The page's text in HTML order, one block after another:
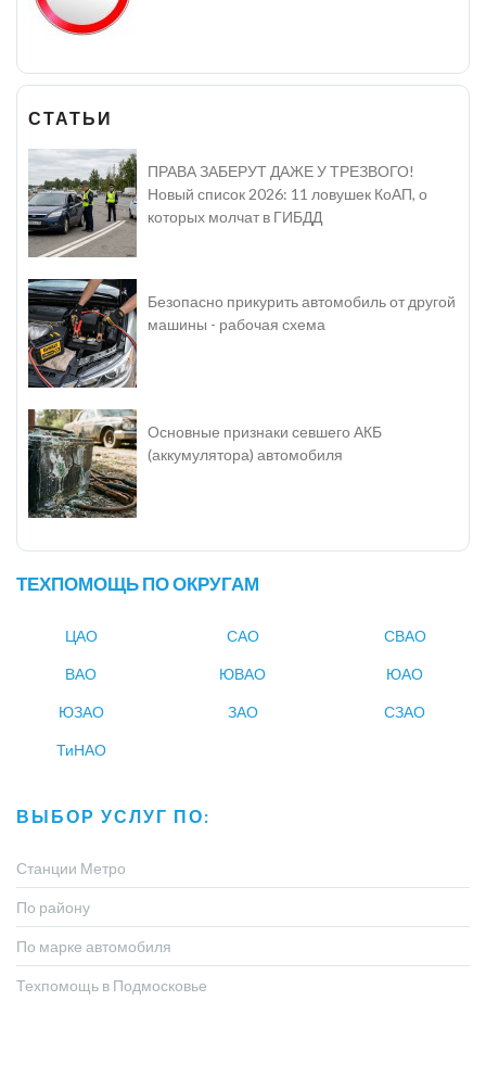
СТАТЬИ
ПРАВА ЗАБЕРУТ ДАЖЕ У ТРЕЗВОГО!
Новый список 2026: 11 ловушек КоАП, о
которых молчат в ГИБДД
Безопасно прикурить автомобиль от другой
машины - рабочая схема
Основные признаки севшего АКБ
(аккумулятора) автомобиля
ТЕХПОМОЩЬ ПО ОКРУГАМ
ЦАО САО СВАО
ВАО ЮВАО ЮАО
ЮЗАО ЗАО СЗАО
ТиНАО
ВЫБОР УСЛУГ ПО:
Станции Метро
По району
По марке автомобиля
Техпомощь в Подмосковье